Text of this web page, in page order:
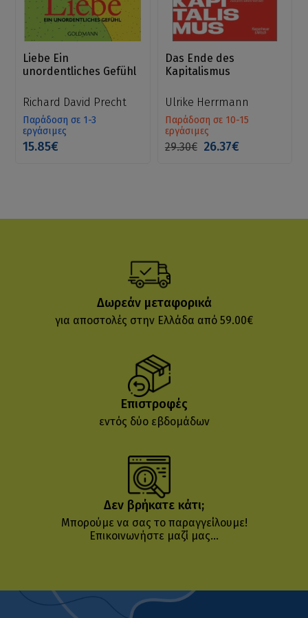
Liebe Ein
unordentliches Gefühl
Richard David Precht
Παράδοση σε 1-3
εργάσιμες
15.85€
Das Ende des
Kapitalismus
Ulrike Herrmann
Παράδοση σε 10-15
εργάσιμες
29.30€ 26.37€
Δωρεάν μεταφορικά
για αποστολές στην Ελλάδα από 59.00€
Επιστροφές
εντός δύο εβδομάδων
Δεν βρήκατε κάτι;
Μπορούμε να σας το παραγγείλουμε!
Επικοινωνήστε μαζί μας...